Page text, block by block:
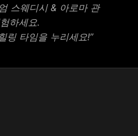
스웨디시 & 아로마 관
하세요.
링 타임을 누리세요!”